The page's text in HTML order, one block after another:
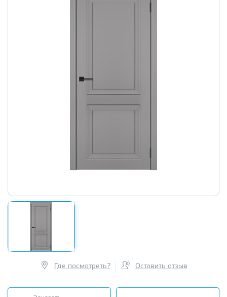
Где посмотреть? Оставить отзыв